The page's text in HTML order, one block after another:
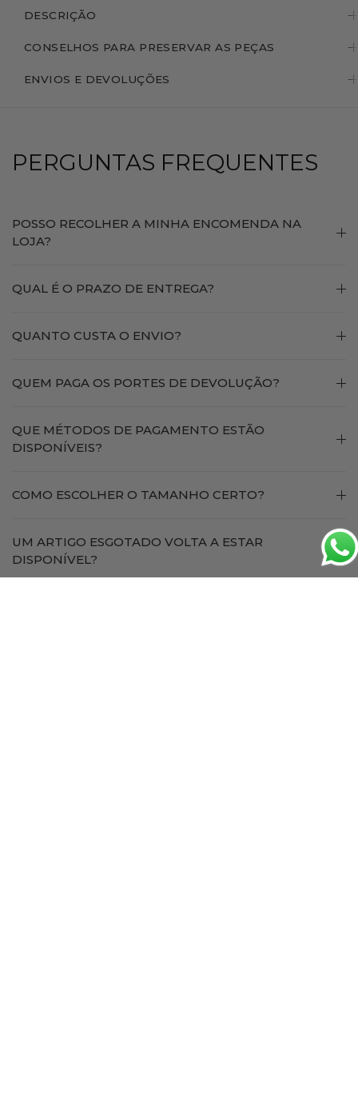
DESCRIÇÃO
CONSELHOS PARA PRESERVAR AS PEÇAS
ENVIOS E DEVOLUÇÕES
PERGUNTAS FREQUENTES
POSSO RECOLHER A MINHA ENCOMENDA NA
LOJA?
QUAL É O PRAZO DE ENTREGA?
QUANTO CUSTA O ENVIO?
QUEM PAGA OS PORTES DE DEVOLUÇÃO?
QUE MÉTODOS DE PAGAMENTO ESTÃO
DISPONÍVEIS?
COMO ESCOLHER O TAMANHO CERTO?
UM ARTIGO ESGOTADO VOLTA A ESTAR
DISPONÍVEL?